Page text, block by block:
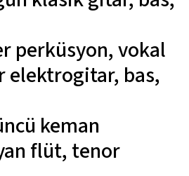
perküsyon, vokal
elektrogitar, bas,
keman
flüt, tenor